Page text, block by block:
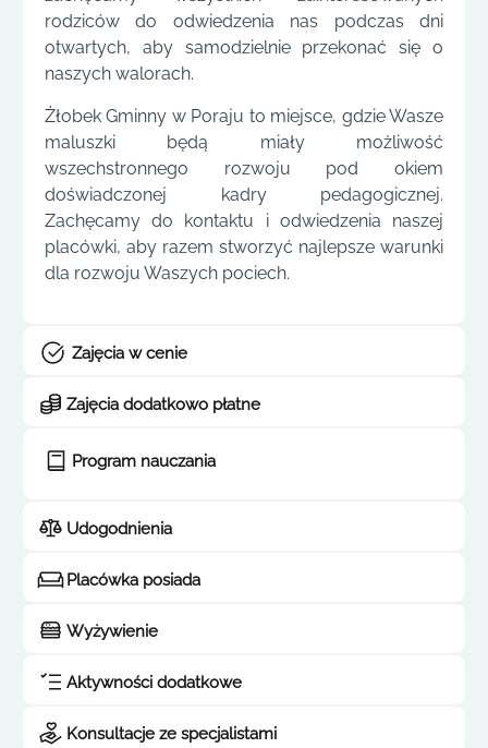
rodziców do odwiedzenia nas podczas dni
otwartych, aby samodzielnie przekonać się o
naszych walorach.
Żłobek Gminny w Poraju to miejsce, gdzie Wasze
maluszki będą miały możliwość
wszechstronnego rozwoju pod okiem
doświadczonej kadry pedagogicznej.
Zachęcamy do kontaktu i odwiedzenia naszej
placówki, aby razem stworzyć najlepsze warunki
dla rozwoju Waszych pociech.
Zajęcia w cenie
Zajęcia dodatkowo płatne
Program nauczania
Udogodnienia
Placówka posiada
Wyżywienie
Aktywności dodatkowe
Konsultacje ze specjalistami